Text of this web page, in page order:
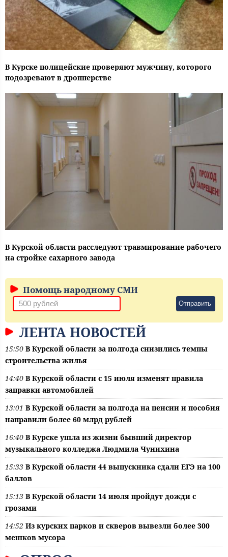
В Курске полицейские проверяют мужчину, которого
подозревают в дропперстве
В Курской области расследуют травмирование рабочего
на стройке сахарного завода
Помощь народному СМИ
Отправить
ЛЕНТА НОВОСТЕЙ
15:50 В Курской области за полгода снизились темпы
строительства жилья
14:40 В Курской области с 15 июля изменят правила
заправки автомобилей
13:01 В Курской области за полгода на пенсии и пособия
направили более 60 млрд рублей
16:40 В Курске ушла из жизни бывший директор
музыкального колледжа Людмила Чунихина
15:33 В Курской области 44 выпускника сдали ЕГЭ на 100
баллов
15:13 В Курской области 14 июля пройдут дожди с
грозами
14:52 Из курских парков и скверов вывезли более 300
мешков мусора